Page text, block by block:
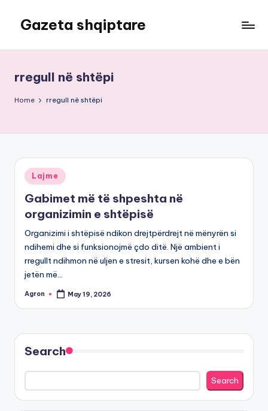
content
Gazeta shqiptare
rregull në shtëpi
Home rregull në shtëpi
Posted
in
Lajme
Gabimet më të shpeshta në
organizimin e shtëpisë
Organizimi i shtëpisë ndikon drejtpërdrejt në mënyrën si
ndihemi dhe si funksionojmë çdo ditë. Një ambient i
rregullt ndihmon në uljen e stresit, kursen kohë dhe e bën
jetën më…
Posted
Agron May 19, 2026
Search
Search